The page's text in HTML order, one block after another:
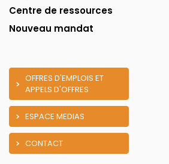
Centre de ressources
Nouveau mandat
OFFRES D'EMPLOIS ET
APPELS D'OFFRES
ESPACE MEDIAS
CONTACT